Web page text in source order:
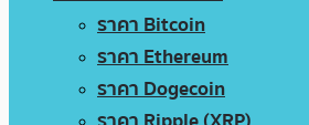
ราคา Bitcoin
ราคา Ethereum
ราคา Dogecoin